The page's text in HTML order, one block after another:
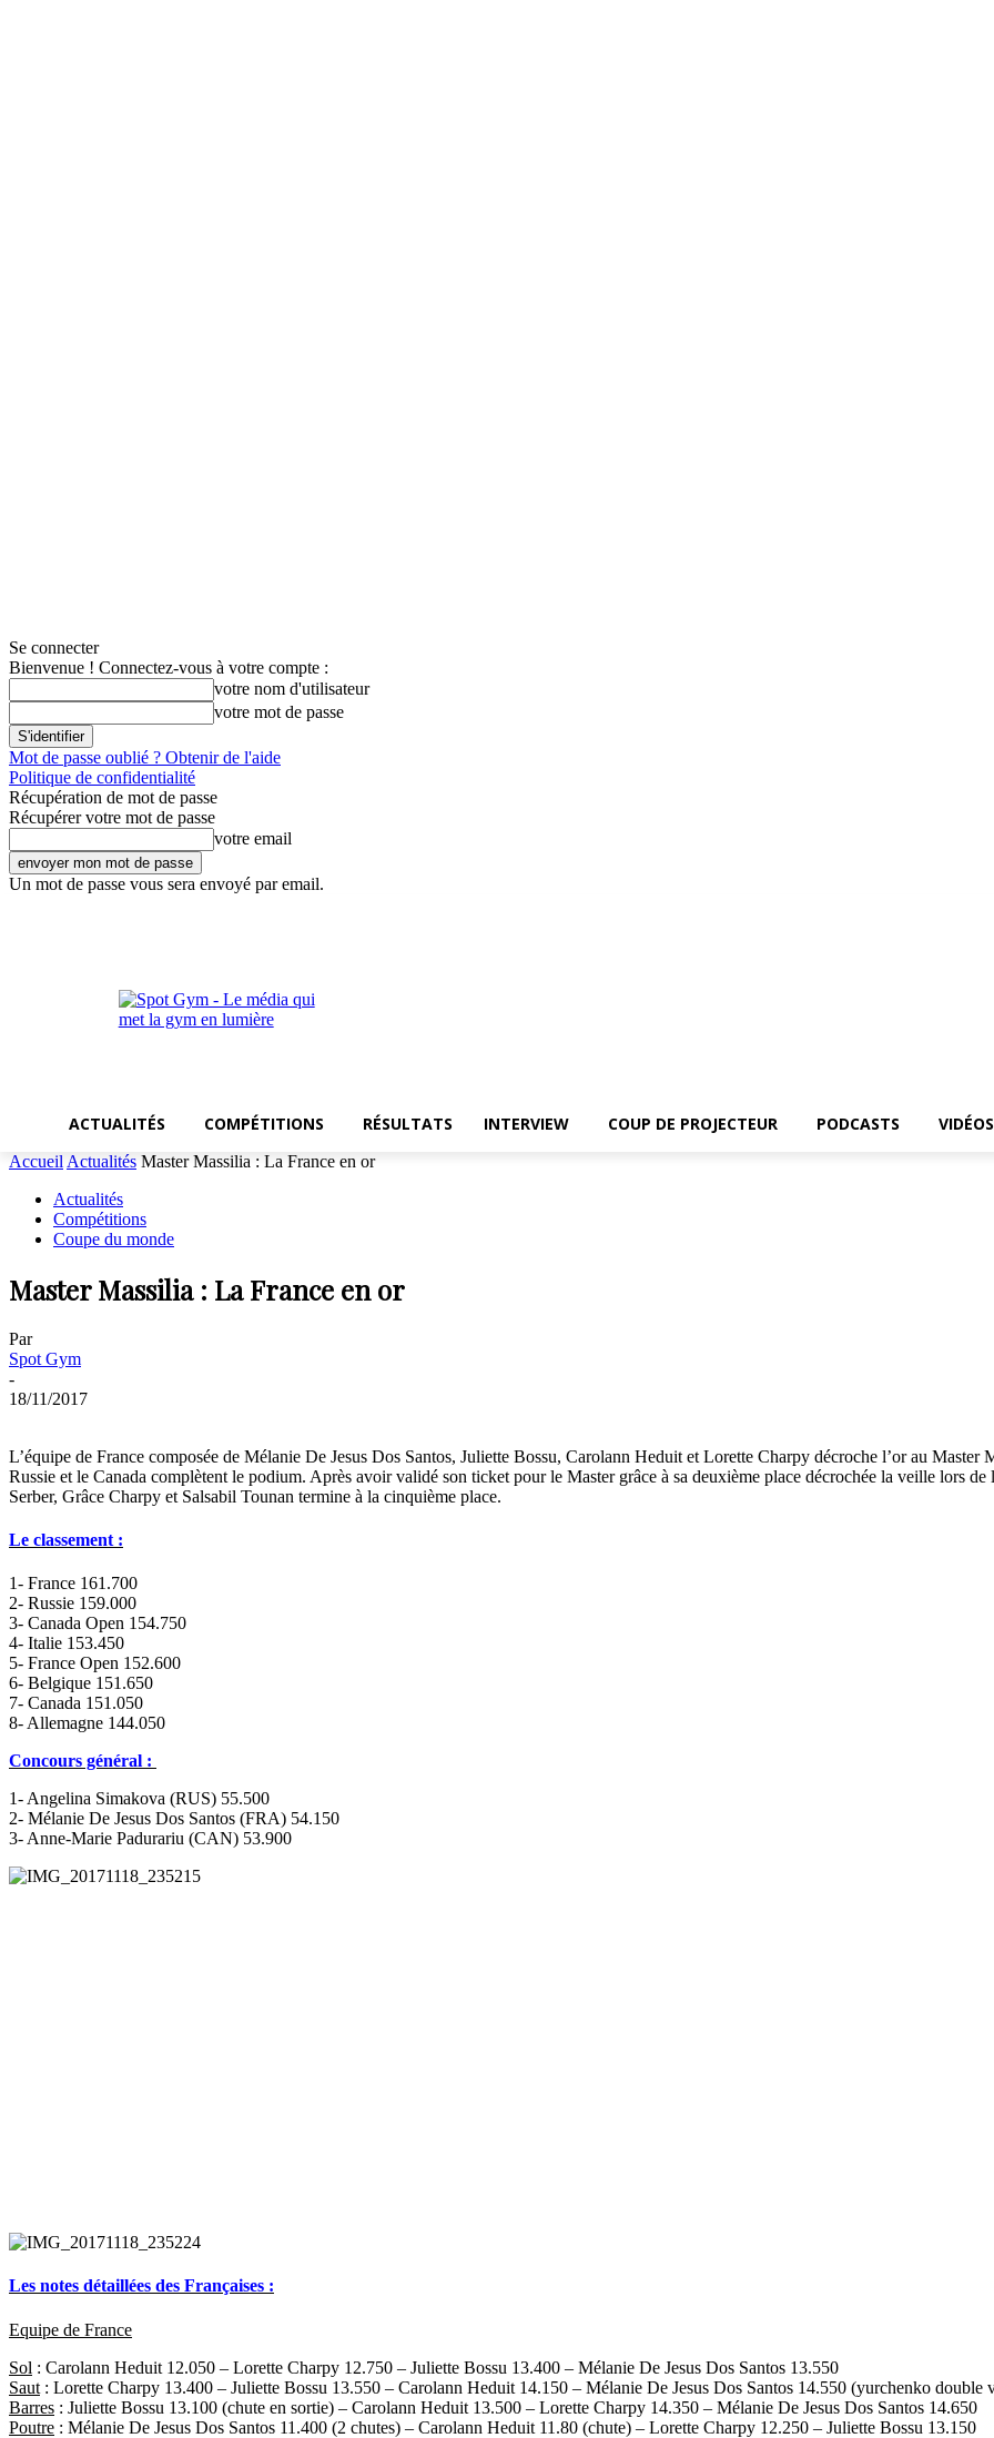
Se connecter
Bienvenue ! Connectez-vous à votre compte :
votre nom d'utilisateur
votre mot de passe
Mot de passe oublié ? Obtenir de l'aide
Politique de confidentialité
Récupération de mot de passe
Récupérer votre mot de passe
votre email
Un mot de passe vous sera envoyé par email.
ACTUALITÉS COMPÉTITIONS RÉSULTATS INTERVIEW COUP DE PROJECTEUR PODCASTS VIDÉOS
Accueil Actualités Master Massilia : La France en or
Actualités
Compétitions
Coupe du monde
Master Massilia : La France en or
Par
Spot Gym
-
18/11/2017
L’équipe de France composée de Mélanie De Jesus Dos Santos, Juliette Bossu, Carolann Heduit et Lorette Charpy décroche l’or au
Russie et le Canada complètent le podium. Après avoir validé son ticket pour le Master grâce à sa deuxième place décrochée la veille lors
Serber, Grâce Charpy et Salsabil Tounan termine à la cinquième place.
Le classement :
1- France 161.700
2- Russie 159.000
3- Canada Open 154.750
4- Italie 153.450
5- France Open 152.600
6- Belgique 151.650
7- Canada 151.050
8- Allemagne 144.050
Concours général :
1- Angelina Simakova (RUS) 55.500
2- Mélanie De Jesus Dos Santos (FRA) 54.150
3- Anne-Marie Padurariu (CAN) 53.900
Les notes détaillées des Françaises :
Equipe de France
Sol : Carolann Heduit 12.050 – Lorette Charpy 12.750 – Juliette Bossu 13.400 – Mélanie De Jesus Dos Santos 13.550
Saut : Lorette Charpy 13.400 – Juliette Bossu 13.550 – Carolann Heduit 14.150 – Mélanie De Jesus Dos Santos 14.550 (yurchenko double
Barres : Juliette Bossu 13.100 (chute en sortie) – Carolann Heduit 13.500 – Lorette Charpy 14.350 – Mélanie De Jesus Dos Santos 14.650
Poutre : Mélanie De Jesus Dos Santos 11.400 (2 chutes) – Carolann Heduit 11.80 (chute) – Lorette Charpy 12.250 – Juliette Bossu 13.150